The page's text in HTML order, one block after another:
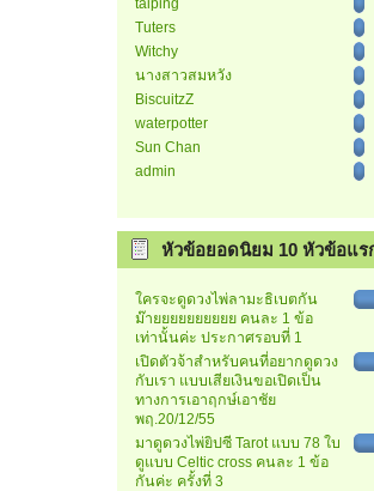
taiping
Tuters
Witchy
นางสาวสมหวัง
BiscuitzZ
waterpotter
Sun Chan
admin
หัวข้อยอดนิยม 10 หัวข้อแร
ใครจะดูดวงไพ่ลามะธิเบตกัน
ม๊ายยยยยยยยยย คนละ 1 ข้อ
เท่านั้นค่ะ ประกาศรอบที่ 1
เปิดตัวจ้าสำหรับคนที่อยากดูดวง
กับเรา แบบเสียเงินขอเปิดเป็น
ทางการเอาฤกษ์เอาชัย
พฤ.20/12/55
มาดูดวงไพ่ยิปซี Tarot แบบ 78 ใบ
ดูแบบ Celtic cross คนละ 1 ข้อ
กันค่ะ ครั้งที่ 3